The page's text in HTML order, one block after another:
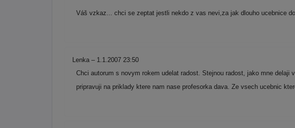
Váš vzkaz... chci se zeptat jestli nekdo z vas nevi,za jak dlouho ucebnice
Lenka – 1.1.2007 23:50
Chci autorum s novym rokem udelat radost. Stejnou radost, jako mne
pripravuji na priklady ktere nam nase profesorka dava. Ze vsech ucebnic